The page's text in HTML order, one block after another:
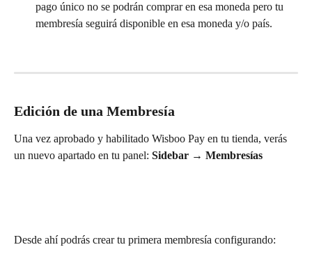
pago único no se podrán comprar en esa moneda pero tu
membresía seguirá disponible en esa moneda y/o país.
Edición de una Membresía
Una vez aprobado y habilitado Wisboo Pay en tu tienda, verás
un nuevo apartado en tu panel: Sidebar → Membresías
Desde ahí podrás crear tu primera membresía configurando: